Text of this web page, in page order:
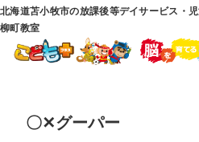
北海道苫小牧市の放課後等デイサービス・
柳町教室
〇✕グーパー